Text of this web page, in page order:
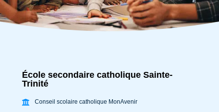
École secondaire catholique Sainte-
Trinité
Conseil scolaire catholique MonAvenir